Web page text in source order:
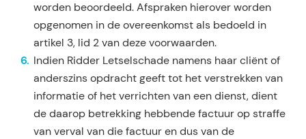
worden beoordeeld. Afspraken hierover worden
opgenomen in de over­eenkomst als bedoeld in
artikel 3, lid 2 van deze voorwaarden.
Indien Ridder Letselschade namens haar cliënt of
anderszins opdracht geeft tot het verstrekken van
informatie of het verrichten van een dienst, dient
de daarop betrekking hebbende factuur op straffe
van verval van die factuur en dus van de